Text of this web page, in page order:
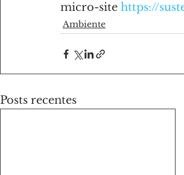
micro-site https://
Ambiente
Posts recentes